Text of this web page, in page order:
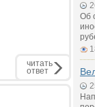
читать
ответ
Об